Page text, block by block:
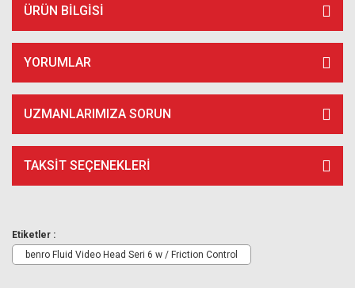
ÜRÜN BILGISI
YORUMLAR
UZMANLARIMIZA SORUN
TAKSIT SEÇENEKLERI
Etiketler :
benro Fluid Video Head Seri 6 w / Friction Control